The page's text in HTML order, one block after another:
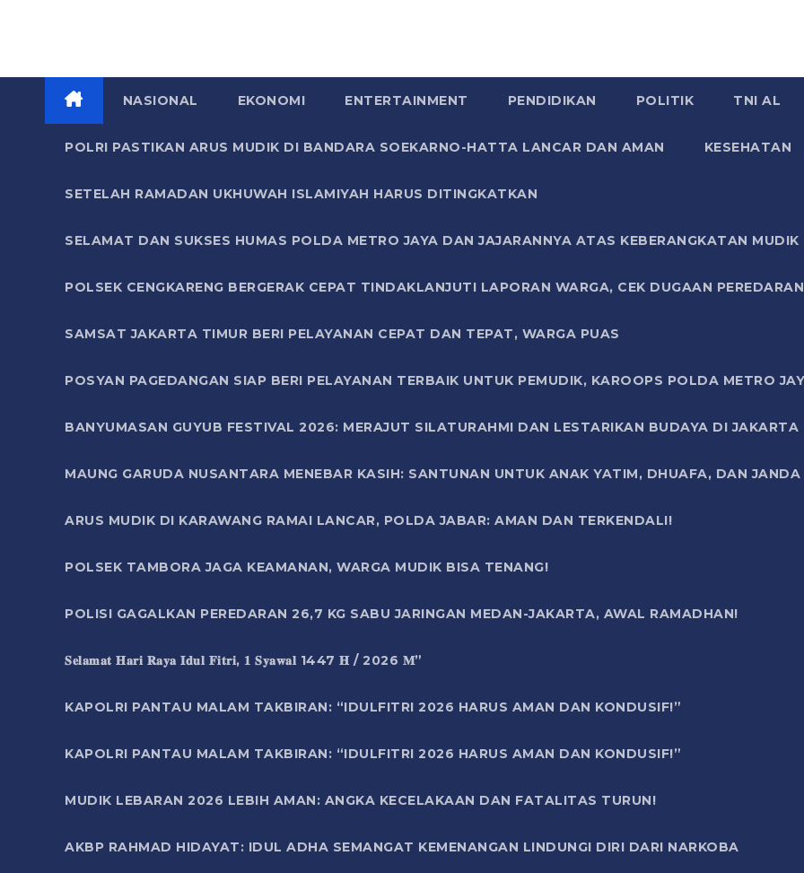
NASIONAL EKONOMI ENTERTAINMENT PENDIDIKAN POLITIK TNI AL
POLRI PASTIKAN ARUS MUDIK DI BANDARA SOEKARNO-HATTA LANCAR DAN AMAN KESEHATAN
SETELAH RAMADAN UKHUWAH ISLAMIYAH HARUS DITINGKATKAN
SELAMAT DAN SUKSES HUMAS POLDA METRO JAYA DAN JAJARANNYA ATAS KEBERANGKATAN
POLSEK CENGKARENG BERGERAK CEPAT TINDAKLANJUTI LAPORAN WARGA, CEK DUGAAN
SAMSAT JAKARTA TIMUR BERI PELAYANAN CEPAT DAN TEPAT, WARGA PUAS
POSYAN PAGEDANGAN SIAP BERI PELAYANAN TERBAIK UNTUK PEMUDIK, KAROOPS POLDA METRO
BANYUMASAN GUYUB FESTIVAL 2026: MERAJUT SILATURAHMI DAN LESTARIKAN BUDAYA DI JAKARTA
MAUNG GARUDA NUSANTARA MENEBAR KASIH: SANTUNAN UNTUK ANAK YATIM, DHUAFA, DAN
ARUS MUDIK DI KARAWANG RAMAI LANCAR, POLDA JABAR: AMAN DAN TERKENDALI!
POLSEK TAMBORA JAGA KEAMANAN, WARGA MUDIK BISA TENANG!
POLISI GAGALKAN PEREDARAN 26,7 KG SABU JARINGAN MEDAN-JAKARTA, AWAL RAMADHAN!
𝐒𝐞𝐥𝐚𝐦𝐚𝐭 𝐇𝐚𝐫𝐢 𝐑𝐚𝐲𝐚 𝐈𝐝𝐮𝐥 𝐅𝐢𝐭𝐫𝐢, 𝟏 𝐒𝐲𝐚𝐰𝐚𝐥 1447 𝐇 / 2026 𝐌”
KAPOLRI PANTAU MALAM TAKBIRAN: “IDULFITRI 2026 HARUS AMAN DAN KONDUSIF!”
KAPOLRI PANTAU MALAM TAKBIRAN: “IDULFITRI 2026 HARUS AMAN DAN KONDUSIF!”
MUDIK LEBARAN 2026 LEBIH AMAN: ANGKA KECELAKAAN DAN FATALITAS TURUN!
AKBP RAHMAD HIDAYAT: IDUL ADHA SEMANGAT KEMENANGAN LINDUNGI DIRI DARI NARKOBA